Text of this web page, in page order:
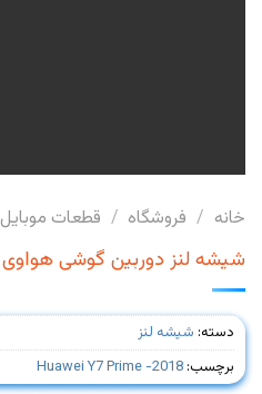
خانه / فروشگاه / قطعات موبایل
شیشه لنز دوربین گوشی هواوی Huawei Y7 Prime -2018
دسته: شیشه لنز
برچسب: Huawei Y7 Prime -2018